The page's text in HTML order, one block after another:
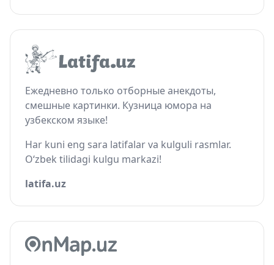
Ежедневно только отборные анекдоты,
смешные картинки. Кузница юмора на
узбекском языке!
Har kuni eng sara latifalar va kulguli rasmlar.
O‘zbek tilidagi kulgu markazi!
latifa.uz